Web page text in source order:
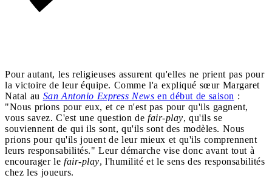
Pour autant, les religieuses assurent qu'elles ne prient pas pour
la victoire de leur équipe. Comme l'a expliqué sœur Margaret
Natal au San Antonio Express News en début de saison :
"Nous prions pour eux, et ce n'est pas pour qu'ils gagnent,
vous savez. C'est une question de fair-play, qu'ils se
souviennent de qui ils sont, qu'ils sont des modèles. Nous
prions pour qu'ils jouent de leur mieux et qu'ils comprennent
leurs responsabilités." Leur démarche vise donc avant tout à
encourager le fair-play, l'humilité et le sens des responsabilités
chez les joueurs.